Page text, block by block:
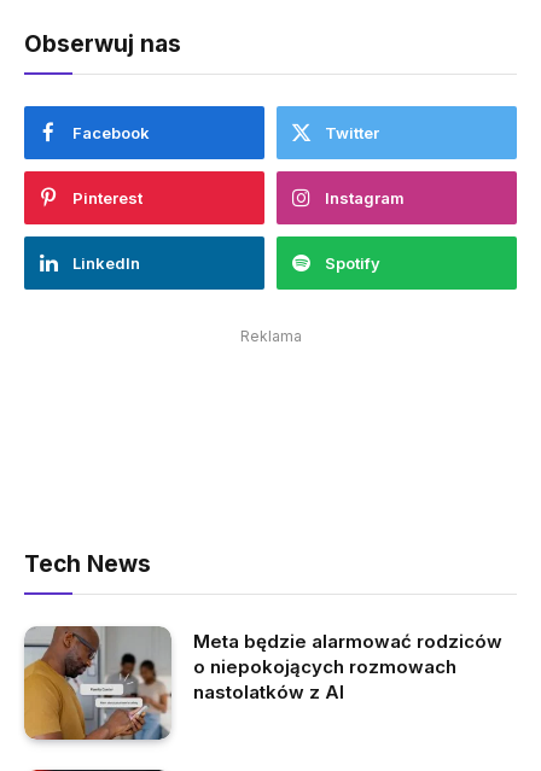
Obserwuj nas
Facebook Twitter
Pinterest Instagram
LinkedIn Spotify
Reklama
Tech News
Meta będzie alarmować rodziców
o niepokojących rozmowach
nastolatków z AI